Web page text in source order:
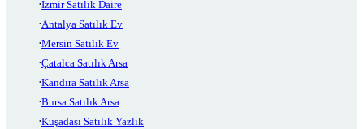
İzmir Satılık Daire
Antalya Satılık Ev
Mersin Satılık Ev
Çatalca Satılık Arsa
Kandıra Satılık Arsa
Bursa Satılık Arsa
Kuşadası Satılık Yazlık